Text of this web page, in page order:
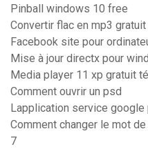
Pinball windows 10 free
Convertir flac en mp3
Facebook site pour
Mise à jour directx pour
Media player 11 xp gratuit
Comment ouvrir un psd
Lapplication service
Comment changer le mot
7